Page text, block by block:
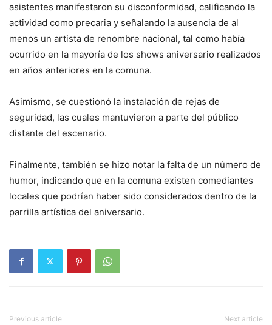
asistentes manifestaron su disconformidad, calificando la
actividad como precaria y señalando la ausencia de al
menos un artista de renombre nacional, tal como había
ocurrido en la mayoría de los shows aniversario realizados
en años anteriores en la comuna.
Asimismo, se cuestionó la instalación de rejas de
seguridad, las cuales mantuvieron a parte del público
distante del escenario.
Finalmente, también se hizo notar la falta de un número de
humor, indicando que en la comuna existen comediantes
locales que podrían haber sido considerados dentro de la
parrilla artística del aniversario.
Previous article Next article